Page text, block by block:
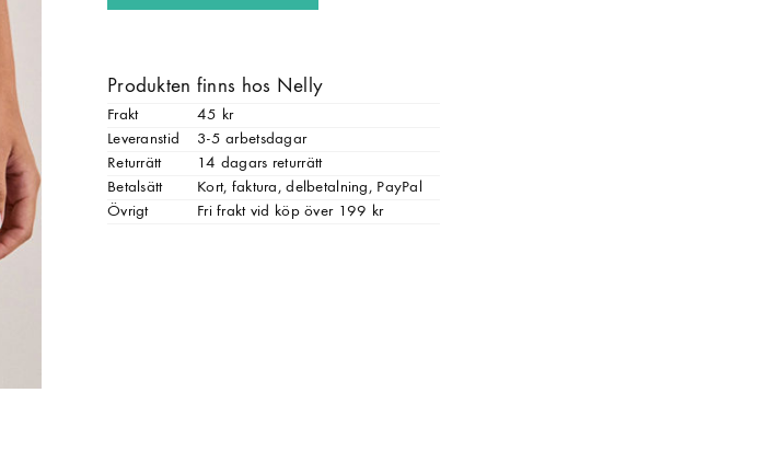
Produkten finns hos Nelly
Frakt
45 kr
Leveranstid
3-5 arbetsdagar
Returrätt
14 dagars returrätt
Betalsätt
Kort, faktura, delbetalning, PayPal
Övrigt
Fri frakt vid köp över 199 kr